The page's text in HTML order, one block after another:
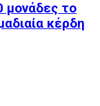
μονάδες το
κέρδη